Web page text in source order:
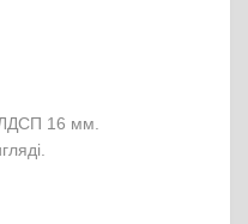
ЛДСП 16 мм.